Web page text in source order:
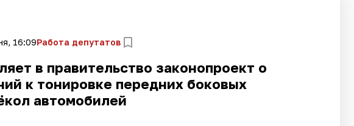
16:09Работа депутатов
в правительство законопроект о
к тонировке передних боковых
автомобилей